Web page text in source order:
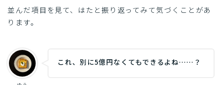
並んだ項目を見て、はたと振り返ってみて気づくことがあ
ります。
これ、別に5億円なくてもできるよね……？